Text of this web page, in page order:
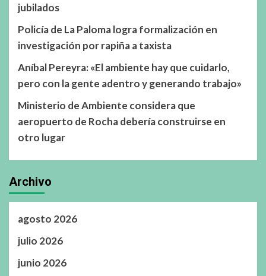
jubilados
Policía de La Paloma logra formalización en
investigación por rapiña a taxista
Aníbal Pereyra: «El ambiente hay que cuidarlo,
pero con la gente adentro y generando trabajo»
Ministerio de Ambiente considera que
aeropuerto de Rocha debería construirse en
otro lugar
Archivo
agosto 2026
julio 2026
junio 2026